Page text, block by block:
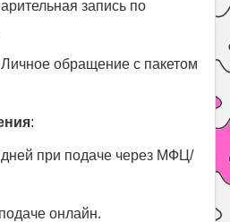
запись по
Личное обращение с пакетом
:
при подаче через МФЦ/
онлайн.